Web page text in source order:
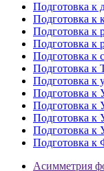
Подготовка к
Подготовка к
Подготовка к
Подготовка к
Подготовка к
Подготовка к
Подготовка к
Подготовка к
Подготовка к
Подготовка к
Подготовка к
Подготовка
Асимметрия